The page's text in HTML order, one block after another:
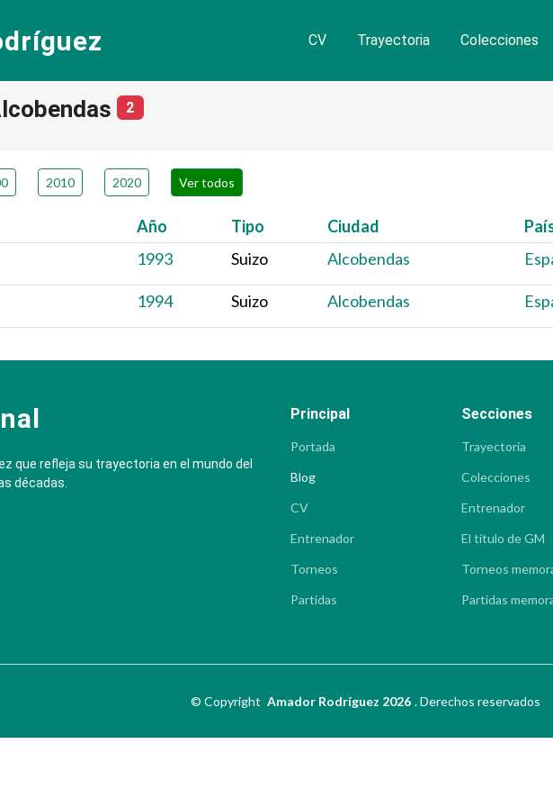
CV Trayectoria Colecciones
2número de torneos
2010 2020 Ver todos
Año Tipo Ciudad
1993 Suizo Alcobendas
1994 Suizo Alcobendas
que refleja su trayectoria en el mundo del
décadas.
Principal
Portada
Blog
CV
Entrenador
Torneos
Partidas
Secciones
Trayectoria
Colecciones
Entrenador
El título de GM
Torneos
Partidas
© Copyright Amador Rodríguez 2026 .Derechos reservados